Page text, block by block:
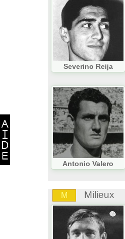
Severino Reija
Antonio Valero
M Milieux